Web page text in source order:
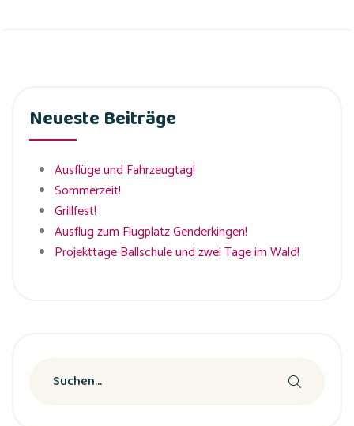
Neueste Beiträge
Ausflüge und Fahrzeugtag!
Sommerzeit!
Grillfest!
Ausflug zum Flugplatz Genderkingen!
Projekttage Ballschule und zwei Tage im Wald!